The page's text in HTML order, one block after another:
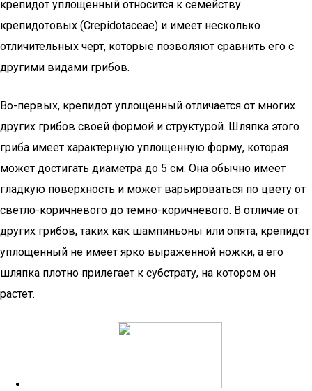
крепидот уплощенный относится к семейству
крепидотовых (Crepidotaceae) и имеет несколько
отличительных черт, которые позволяют сравнить его с
другими видами грибов.
Во-первых, крепидот уплощенный отличается от многих
других грибов своей формой и структурой. Шляпка этого
гриба имеет характерную уплощенную форму, которая
может достигать диаметра до 5 см. Она обычно имеет
гладкую поверхность и может варьироваться по цвету от
светло-коричневого до темно-коричневого. В отличие от
других грибов, таких как шампиньоны или опята, крепидот
уплощенный не имеет ярко выраженной ножки, а его
шляпка плотно прилегает к субстрату, на котором он
растет.